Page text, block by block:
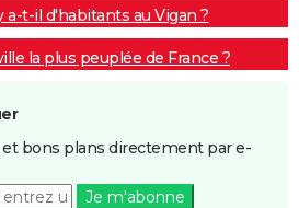
a-t-il d'habitants au Vigan ?
la plus peuplée de France ?
et bons plans directement par e-
Je m'abonne